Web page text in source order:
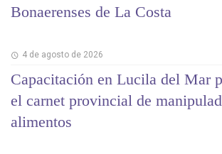
Bonaerenses de La Costa
4 de agosto de 2026
Capacitación en Lucila del Mar
el carnet provincial de
alimentos